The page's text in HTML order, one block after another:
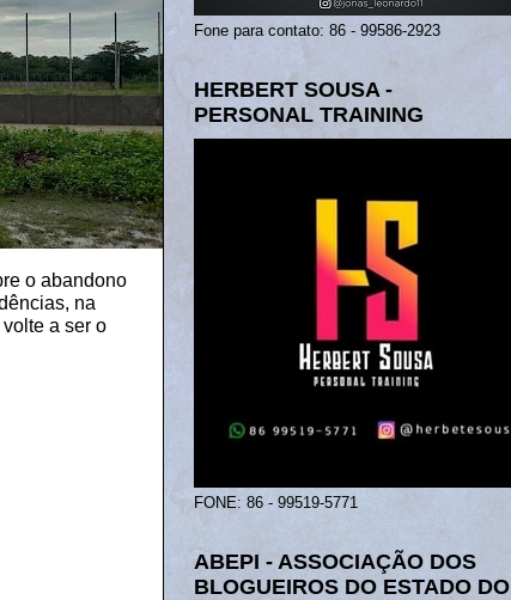
o abandono
na
a ser o
Fone para contato: 86 - 99586-2923
HERBERT SOUSA -
PERSONAL TRAINING
FONE: 86 - 99519-5771
ABEPI - ASSOCIAÇÃO DOS
BLOGUEIROS DO ESTADO DO